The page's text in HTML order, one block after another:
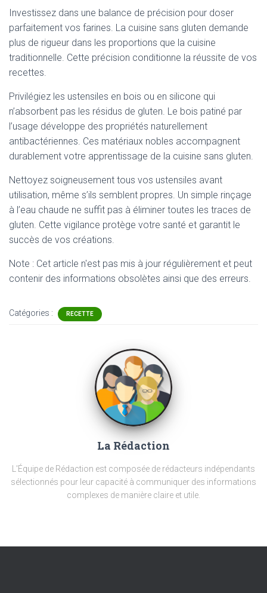
Investissez dans une balance de précision pour doser
parfaitement vos farines. La cuisine sans gluten demande
plus de rigueur dans les proportions que la cuisine
traditionnelle. Cette précision conditionne la réussite de vos
recettes.
Privilégiez les ustensiles en bois ou en silicone qui
n’absorbent pas les résidus de gluten. Le bois patiné par
l’usage développe des propriétés naturellement
antibactériennes. Ces matériaux nobles accompagnent
durablement votre apprentissage de la cuisine sans gluten.
Nettoyez soigneusement tous vos ustensiles avant
utilisation, même s’ils semblent propres. Un simple rinçage
à l’eau chaude ne suffit pas à éliminer toutes les traces de
gluten. Cette vigilance protège votre santé et garantit le
succès de vos créations.
Note : Cet article n'est pas mis à jour régulièrement et peut
contenir des informations obsolètes ainsi que des erreurs.
Catégories : RECETTE
La Rédaction
L'Équipe de Rédaction est composée de rédacteurs indépendants
sélectionnés pour leur capacité à communiquer des informations
complexes de manière claire et utile.